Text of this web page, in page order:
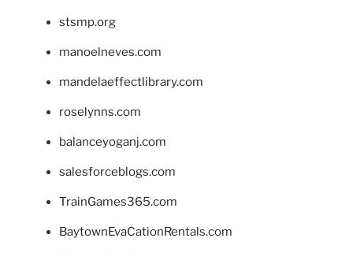
stsmp.org
manoelneves.com
mandelaeffectlibrary.com
roselynns.com
balanceyoganj.com
salesforceblogs.com
TrainGames365.com
BaytownEvaCationRentals.com